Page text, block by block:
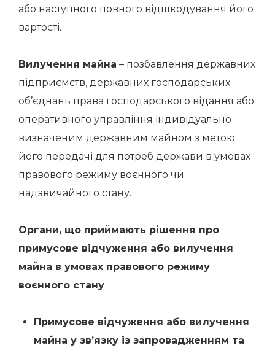
або наступного повного відшкодування його
вартості.
Вилучення майна – позбавлення державних
підприємств, державних господарських
об’єднань права господарського відання або
оперативного управління індивідуально
визначеним державним майном з метою
його передачі для потреб держави в умовах
правового режиму воєнного чи
надзвичайного стану.
Органи, що приймають рішення про
примусове відчуження або вилучення
майна в умовах правового режиму
воєнного стану
Примусове відчуження або вилучення
майна у зв’язку із запровадженням та